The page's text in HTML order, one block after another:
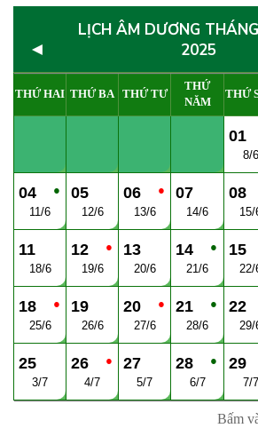
◄
LỊCH ÂM DƯƠNG
2025
THỨ HAI THỨ BA THỨ TƯ
THỨ
NĂM
THỨ
01
8/6
●
04
11/6
05
12/6
●
06
13/6
07
14/6
08
15/
11
18/6
●
12
19/6
13
20/6
●
14
21/6
15
22/
●
18
25/6
19
26/6
●
20
27/6
●
21
28/6
22
29/
25
3/7
●
26
4/7
27
5/7
●
28
6/7
29
7/7
Bấm